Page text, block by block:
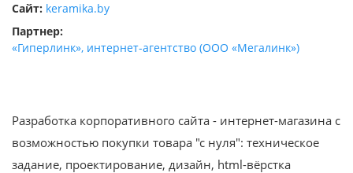
Сайт: keramika.by
Партнер:
«Гиперлинк», интернет-агентство (ООО «Мегалинк»)
Разработка корпоративного сайта - интернет-магазина с
возможностью покупки товара "с нуля": техническое
задание, проектирование, дизайн, html-вёрстка